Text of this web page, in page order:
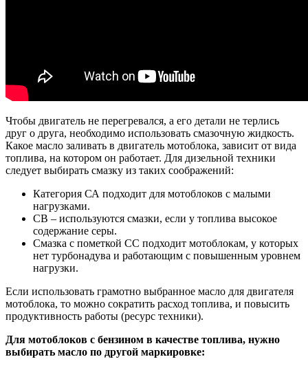
Чтобы двигатель не перегревался, а его детали не терлись
друг о друга, необходимо использовать смазочную жидкость.
Какое масло заливать в двигатель мотоблока, зависит от вида
топлива, на котором он работает. Для дизельной техники
следует выбирать смазку из таких соображений:
Категория СА подходит для мотоблоков с малыми
нагрузками.
СВ – используются смазки, если у топлива высокое
содержание серы.
Смазка с пометкой СС подходит мотоблокам, у которых
нет турбонадува и работающим с повышенным уровнем
нагрузки.
Если использовать грамотно выбранное масло для двигателя
мотоблока, то можно сократить расход топлива, и повысить
продуктивность работы (ресурс техники).
Для мотоблоков с бензином в качестве топлива, нужно
выбирать масло по другой маркировке: